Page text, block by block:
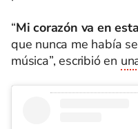
“Mi corazón va en
que nunca me había
música”, escribió en